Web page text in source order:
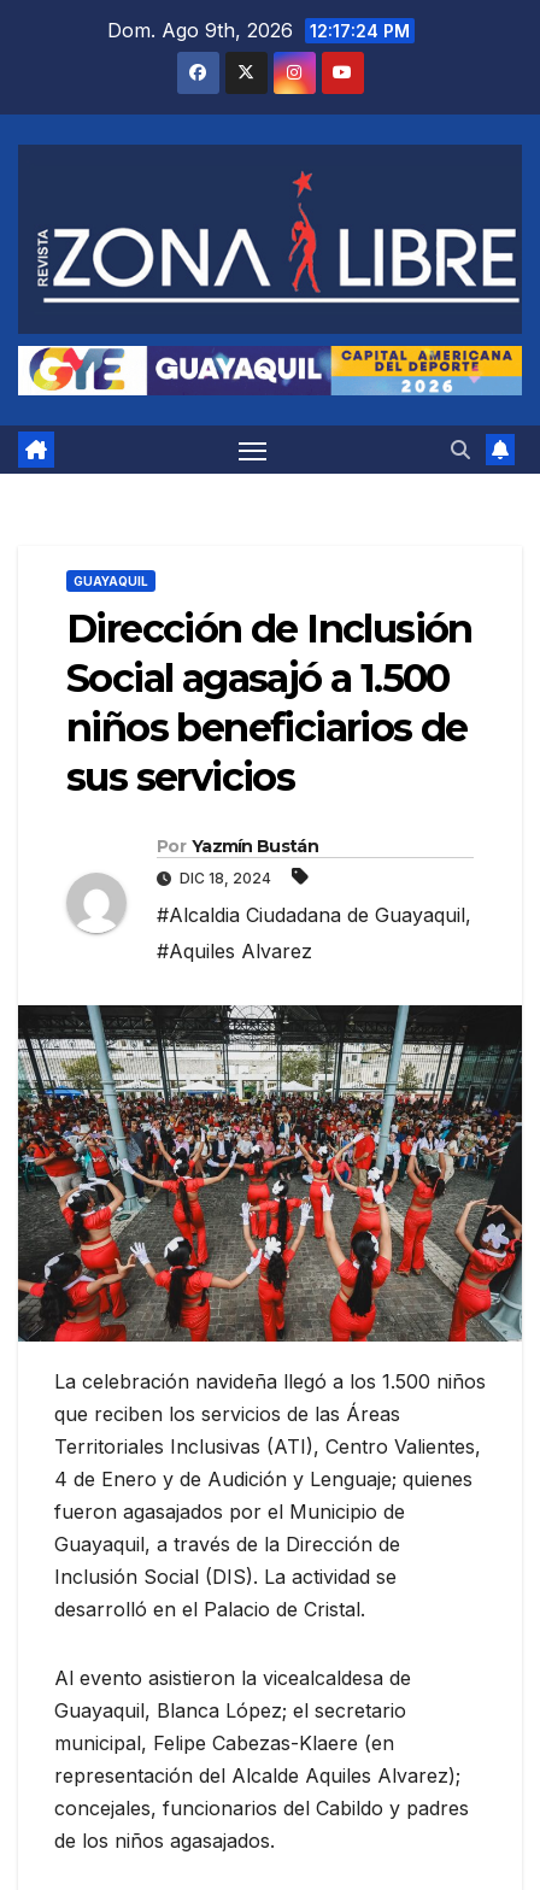
Dom. Ago 9th, 2026 12:17:25 PM
GUAYAQUIL
Dirección de Inclusión
Social agasajó a 1.500
niños beneficiarios de
sus servicios
Por Yazmín Bustán
DIC 18, 2024
#Alcaldia Ciudadana de Guayaquil,
#Aquiles Alvarez
La celebración navideña llegó a los 1.500 niños
que reciben los servicios de las Áreas
Territoriales Inclusivas (ATI), Centro Valientes,
4 de Enero y de Audición y Lenguaje; quienes
fueron agasajados por el Municipio de
Guayaquil, a través de la Dirección de
Inclusión Social (DIS). La actividad se
desarrolló en el Palacio de Cristal.
Al evento asistieron la vicealcaldesa de
Guayaquil, Blanca López; el secretario
municipal, Felipe Cabezas-Klaere (en
representación del Alcalde Aquiles Alvarez);
concejales, funcionarios del Cabildo y padres
de los niños agasajados.